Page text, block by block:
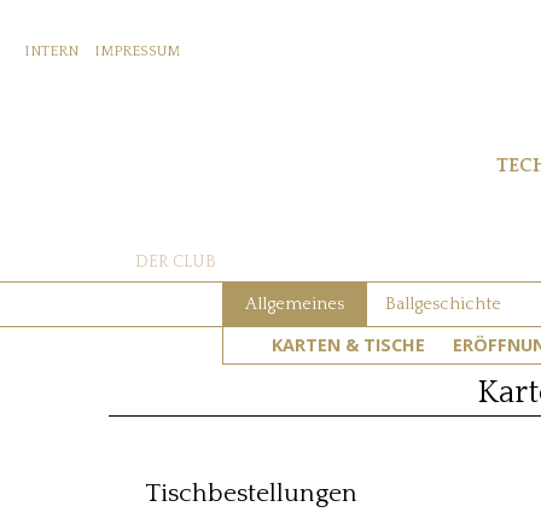
INTERN IMPRESSUM
DER CLUB
Allgemeines
KARTEN & TISCHE
Ballgeschichte
Tischbestellungen